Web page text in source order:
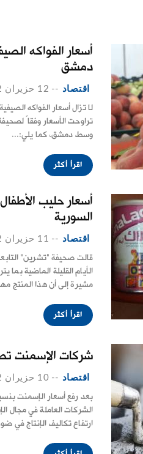
أسعار الفواكه
دمشق
اقتصاد -- 12 حزيران 2022
لا تزال أسعار الفواكه
تراوحت الأسعار وفقاً
وسط دمشق، كما يلي:...
اقرأ أكثر
أسعار حليب
السورية
اقتصاد -- 11 حزيران 2022
قالت صحيفة "تشرين"
مشيرة إلى أن هذا المنتج
اقرأ أكثر
شركات الإسمنت
اقتصاد -- 10 حزيران 2022
الشركات العاملة في مجال
ارتفاع تكاليف الإنتاج في